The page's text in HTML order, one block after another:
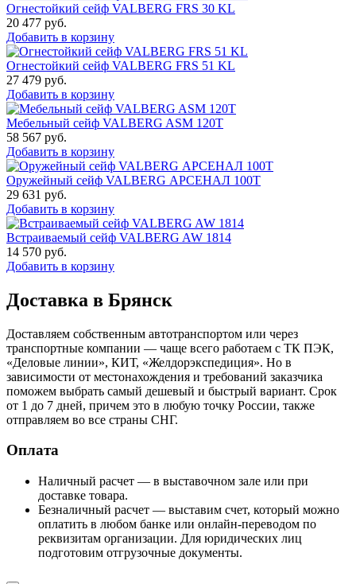
Огнестойкий сейф VALBERG FRS 30 KL
20 477 руб.
Добавить в корзину
Огнестойкий сейф VALBERG FRS 51 KL
27 479 руб.
Добавить в корзину
Мебельный сейф VALBERG ASM 120T
58 567 руб.
Добавить в корзину
Оружейный сейф VALBERG АРСЕНАЛ 100Т
29 631 руб.
Добавить в корзину
Встраиваемый сейф VALBERG AW 1814
14 570 руб.
Добавить в корзину
Доставка в Брянск
Доставляем собственным автотранспортом или через
транспортные компании — чаще всего работаем с ТК ПЭК,
«Деловые линии», КИТ, «Желдорэкспедиция». Но в
зависимости от местонахождения и требований заказчика
поможем выбрать самый дешевый и быстрый вариант. Срок
от 1 до 7 дней, причем это в любую точку России, также
отправляем во все страны СНГ.
Оплата
Наличный расчет — в выставочном зале или при
доставке товара.
Безналичный расчет — выставим счет, который можно
оплатить в любом банке или онлайн-переводом по
реквизитам организации. Для юридических лиц
подготовим отгрузочные документы.